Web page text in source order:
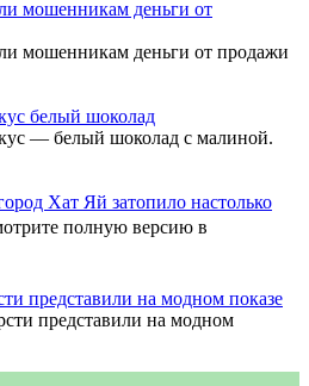
мошенникам деньги от
мошенникам деньги от продажи
белый шоколад
— белый шоколад с малиной.
Хат Яй затопило настолько
полную версию в
представили на модном показе
представили на модном